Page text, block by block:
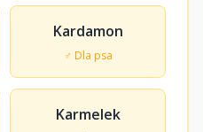
Kardamon
♂ Dla psa
Karmelek